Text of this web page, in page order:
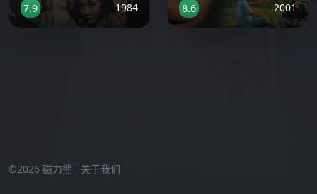
7.9 1984 8.6 2001
©2026 磁力熊 关于我们